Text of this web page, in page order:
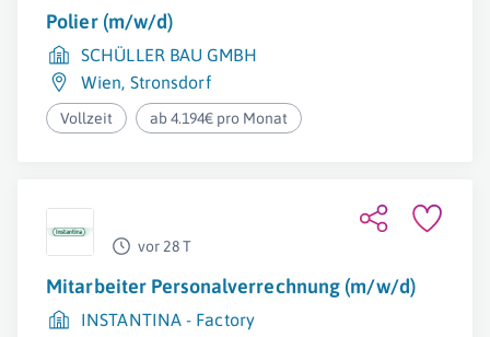
Polier (m/w/d)
SCHÜLLER BAU GMBH
Wien, Stronsdorf
Vollzeit ab 4.194€ pro Monat
vor 28 T
Mitarbeiter Personalverrechnung (m/w/d)
INSTANTINA - Factory